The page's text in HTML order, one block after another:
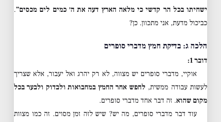
ישחיתו בכל הר קדשי כי מלאה הארץ דעה את ה׳ כמים לים מכסים”.
כביכול מדעת, אני מתכוון. כן?
הלכה ג: בדיקת חמץ מדברי סופרים
דובר 1:
אוקיי, מדברי סופרים יש מצווה, לא רק יהרג ואל יעבור, אלא שצריך
לעשות עבודה ממשית, לחפש אחר החמץ במחבואות ולבדוק ולבער בכל
מקום שהוא. זה דבר אחד מדברי סופרים.
עוד דבר מדברי סופרים, מה יש? שיש לזה זמן מסוים. זה כמו מצוות